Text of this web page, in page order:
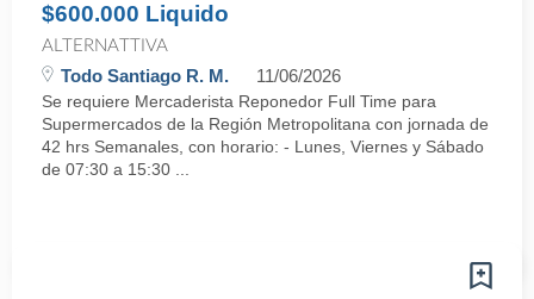
$600.000 Liquido
ALTERNATTIVA
Todo Santiago R. M. 11/06/2026
Se requiere Mercaderista Reponedor Full Time para
Supermercados de la Región Metropolitana con jornada de
42 hrs Semanales, con horario: - Lunes, Viernes y Sábado
de 07:30 a 15:30 ...